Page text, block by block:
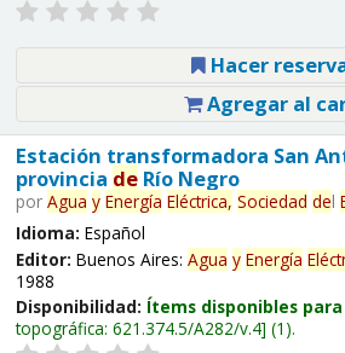
Hacer
Agregar al
Estación transformadora San
provincia deRío Negro
por Agua y Energía Eléctrica, Sociedad del
Idioma: Español
Editor: Buenos Aires: Agua y Energía
1988
Disponibilidad: Ítems disponibles
topográfica: 621.374.5/A282/v.4 (1).